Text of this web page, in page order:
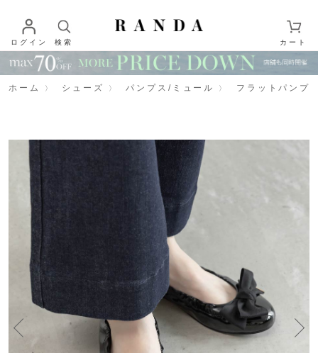
ログイン 検索 カート
ホーム シューズ パンプス/ミュール フラットパンプ